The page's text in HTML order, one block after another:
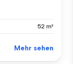
52 m²
Mehr sehen